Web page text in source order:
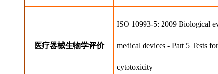
医疗器械⽣物学评价
ISO 10993-5: 2009 Biological
medical devices - Part 5 Tests
cytotoxicity